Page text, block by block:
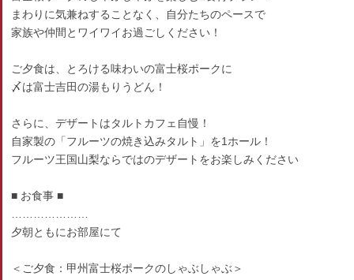
まわりに気兼ねすることなく、自分たちのペースで
家族や仲間とワイワイお過ごしください！
ご夕食は、とろける味わいの富士桜ポークに
〆は富士吉田の湯もりうどん！
さらに、デザートはタルトカフェ自慢！
自家製の「フルーツの焼き込みタルト」を1ホール！
フルーツ王国山梨ならではのデザートをお楽しみください
■ お食事 ■
夕朝ともにお部屋にて
＜ご夕食：甲州富士桜ポークのしゃぶしゃぶ＞